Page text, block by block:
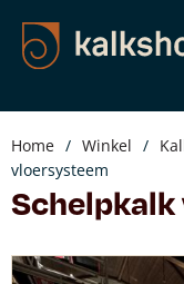
Home / Winkel /
vloersysteem